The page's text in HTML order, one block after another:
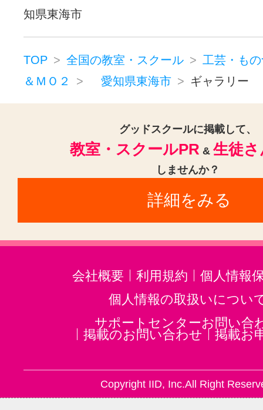
知県東海市
TOP 全国の教室・スクール
工芸・も
＆ＭＯ２
愛知県東海市 ギャラリー
グッドスクールに掲載して、
教室・スクールPR & 生徒
しませんか？
詳細をみる
会社概要 利用規約
個人情報
個人情報の取扱いについ
サポートセンターお問い合
掲載のお問い合わせ
掲載お
Copyright IID, Inc.All Right